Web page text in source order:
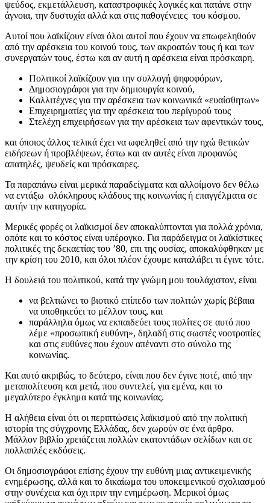
ψεύδος, εκμετάλλευση, καταστροφικές λογικές και πατάνε στην
άγνοια, την δυστυχία αλλά και στις παθογένειες του κόσμου.
Αυτοί που λαϊκίζουν είναι όλοι αυτοί που έχουν να επωφεληθούν
από την αρέσκεια του κοινού τους, των ακροατών τους ή και των
συνεργατών τους, έστω και αν αυτή η αρέσκεια είναι πρόσκαιρη.
Πολιτικοί λαϊκίζουν για την συλλογή ψηφοφόρων,
Δημοσιογράφοι για την δημιουργία κοινού,
Καλλιτέχνες για την αρέσκεια των κοινωνικά «ευαίσθητων»
Επιχειρηματίες για την αρέσκεια του περίγυρού τους
Στελέχη επιχειρήσεων για την αρέσκεια των αφεντικών τους,
και όποιος άλλος τελικά έχει να ωφεληθεί από την ηχώ θετικών
ειδήσεων ή προβλέψεων, έστω και αν αυτές είναι προφανώς
απατηλές, ψευδείς και πρόσκαιρες.
Τα παραπάνω είναι μερικά παραδείγματα και αλλοίμονο δεν θέλω
να εντάξω ολόκληρους κλάδους της κοινωνίας ή επαγγέλματα σε
αυτήν την κατηγορία.
Μερικές φορές οι λαϊκισμοί δεν αποκαλύπτονται για πολλά χρόνια,
οπότε και το κόστος είναι υπέρογκο. Για παράδειγμα οι λαϊκίστικες
πολιτικές της δεκαετίας του ’80, επι της ουσίας, αποκαλύφθηκαν με
την κρίση του 2010, και όλοι πλέον έχουμε καταλάβει τι έγινε τότε.
Η δουλειά του πολιτικού, κατά την γνώμη μου τουλάχιστον, είναι
να βελτιώνει το βιοτικό επίπεδο των πολιτών χωρίς βέβαια
να υποθηκεύει το μέλλον τους, και
παράλληλα όμως να εκπαιδεύει τους πολίτες σε αυτό που
λέμε «προσωπική ευθύνη», δηλαδή στις σωστές νοοτροπίες
και στις ευθύνες που έχουν απέναντι στο σύνολο της
κοινωνίας.
Και αυτό ακριβώς, το δεύτερο, είναι που δεν έγινε ποτέ, από την
μεταπολίτευση και μετά, που συντελεί, για εμένα, και το
μεγαλύτερο έγκλημα κατά της κοινωνίας.
Η αλήθεια είναι ότι οι περιπτώσεις λαϊκισμού από την πολιτική
ιστορία της σύγχρονης Ελλάδας, δεν χωρούν σε ένα άρθρο.
Μάλλον βιβλίο χρειάζεται πολλών εκατοντάδων σελίδων και σε
πολλαπλές εκδόσεις.
Οι δημοσιογράφοι επίσης έχουν την ευθύνη μιας αντικειμενικής
ενημέρωσης, αλλά και το δικαίωμα του υποκειμενικού σχολιασμού
στην συνέχεια και όχι πριν την ενημέρωση. Μερικοί όμως